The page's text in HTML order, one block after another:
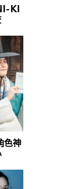
KI
色神